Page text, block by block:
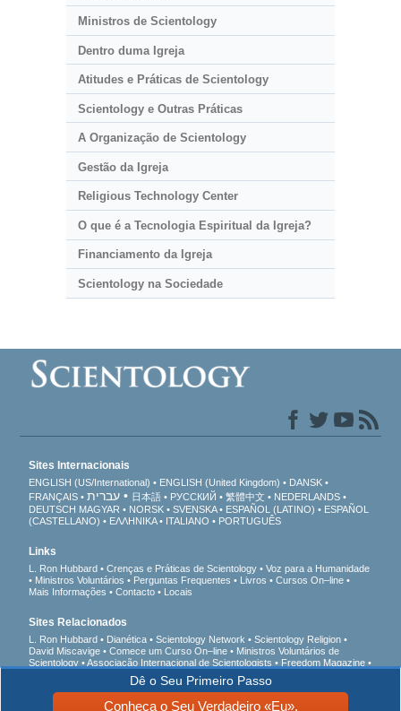
Ministros de Scientology
Dentro duma Igreja
Atitudes e Práticas de Scientology
Scientology e Outras Práticas
A Organização de Scientology
Gestão da Igreja
Religious Technology Center
O que é a Tecnologia Espiritual da Igreja?
Financiamento da Igreja
Scientology na Sociedade
Dê o Seu Primeiro Passo
Conheça o Seu Verdadeiro «Eu».
Sites Internacionais
ENGLISH (US/International) ENGLISH (United Kingdom)
DANSK
FRANÇAIS
עברית 日本語 РУССКИЙ 繁體中文
NEDERLANDS
DEUTSCH MAGYAR NORSK SVENSKA ESPAÑOL (LATINO)
ESPAÑOL
(CASTELLANO)
ΕΛΛΗΝΙΚA ITALIANO PORTUGUÊS
Links
L. Ron Hubbard Crenças e Práticas de Scientology
Voz para a Humanidade
Ministros Voluntários
Perguntas Frequentes Livros
Cursos On–line
Mais Informações
Contacto Locais
Sites Relacionados
L. Ron Hubbard Dianética Scientology Network
Scientology Religion
David Miscavige
Comece um Curso On–line
Ministros Voluntários de
Scientology
Associação Internacional de Scientologists
Freedom Magazine
O Caminho para a Felicidade
Em Apoio de um Mundo sem Drogas
pelos Direitos Humanos
Youth for Human Rights
Comissão dos Cidadãos
para os Direitos Humanos